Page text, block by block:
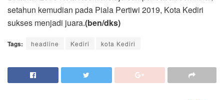
setahun kemudian pada Piala Pertiwi 2019, Kota Kediri
sukses menjadi juara.(ben/dks)
Tags: headline Kediri kota Kediri